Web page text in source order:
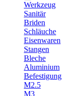
Werkzeug
Sanitär
Briden
Schläuche
Eisenwaren
Stangen
Bleche
Aluminium
Befestigung
M2.5
M3